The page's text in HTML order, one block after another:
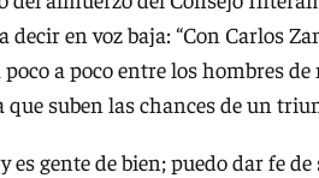
decir en voz baja: “Con Carlos
a poco entre los hombres
que suben las chances de un
es gente de bien; puedo dar fe